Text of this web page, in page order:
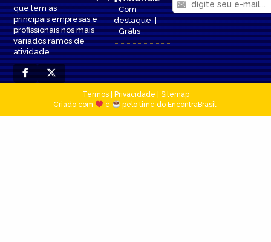
que tem as
principais empresas e
profissionais nos mais
variados ramos de
atividade.
Com
destaque|
Grátis
Termos| Privacidade
Sitemap
Criado com
e pelo time do EncontraBrasil